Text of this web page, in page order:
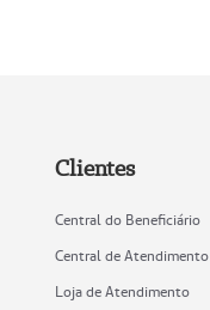
Clientes
Central do Beneficiário
Central de Atendimento
Loja de Atendimento